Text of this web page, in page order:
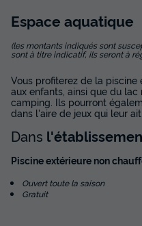
Surface Adultes
Barbecue Cafetière
Salon de jardin
+ 2
Chalet 4 personnesdu22/
Meilleur prix pour 7 nuits
Espace aquatique
(les montants indiqués sont
sont à titre indicatif, ils seront à
Vous profiterez de la
aux enfants, ainsi que du
camping. Ils pourront
dans l'aire de jeux qui leur
Dans
Piscine extérieure non
Ouvert toute la saison
Gratuit